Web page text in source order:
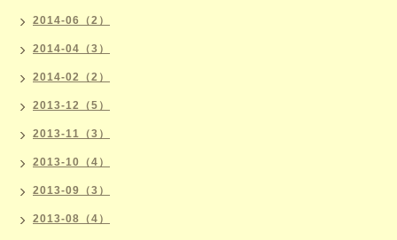
2014-06（2）
2014-04（3）
2014-02（2）
2013-12（5）
2013-11（3）
2013-10（4）
2013-09（3）
2013-08（4）